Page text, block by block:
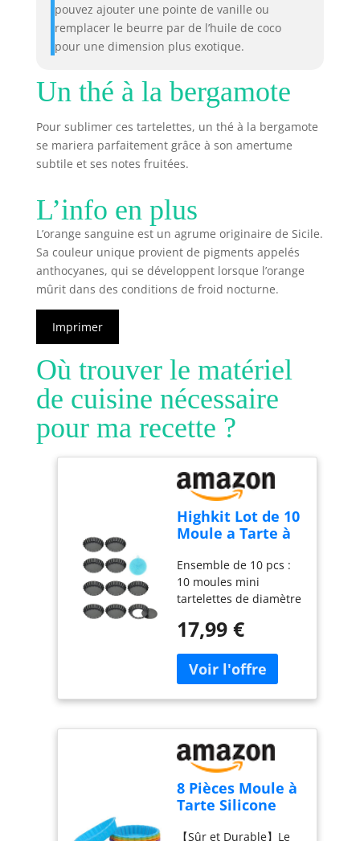
pouvez ajouter une pointe de vanille ou
remplacer le beurre par de l’huile de coco
pour une dimension plus exotique.
Un thé à la bergamote
Pour sublimer ces tartelettes, un thé à la bergamote
se mariera parfaitement grâce à son amertume
subtile et ses notes fruitées.
L’info en plus
L’orange sanguine est un agrume originaire de Sicile.
Sa couleur unique provient de pigments appelés
anthocyanes, qui se développent lorsque l’orange
mûrit dans des conditions de froid nocturne.
Imprimer
Où trouver le matériel
de cuisine nécessaire
pour ma recette ?
Highkit Lot de 10
Moule a Tarte à
Mini 10 cm X10
Ensemble de 10 pcs :
10 moules mini
tartelettes de diamètre
2cm. Utilisé pour faire
hachées, tartes aux
fruits, gâteaux au
fromage à la crème,
pizzas, muffins et
autres délicieux
desserts. Conception
de fond de tarte
amovible : Le fond de
un retrait facile sans
17,99 €
8 Pièces Moule à
Tarte Silicone
【Sûr et Durable】Le